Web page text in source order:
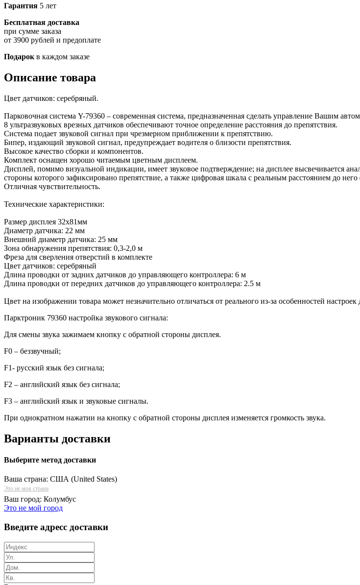
Гарантия 5 лет
Бесплатная доставка
при сумме заказа
от 3900 рублей и предоплате
Подарок в каждом заказе
Описание товара
Цвет датчиков: серебряный.
Парковочная система Y-79360 – современная система, предназначенная сделать управление Вашим
8 ультразвуковых врезных датчиков обеспечивают точное определение расстояния до препятствия.
Система подает звуковой сигнал при чрезмерном приближении к препятствию.
Бипер, издающий звуковой сигнал, предупреждает водителя о близости препятствия.
Высокое качество сборки и компонентов.
Комплект оснащен хорошо читаемым цветным дисплеем.
Дисплей, помимо визуальной индикации, имеет звуковое подтверждение; на дисплее высвечивается
стороны которого зафиксировано препятствие, а также цифровая шкала с реальным расстоянием до
Отличная чувствительность.
Технические характеристики:
Размер дисплея 32х81мм
Диаметр датчика: 22 мм
Внешний диаметр датчика: 25 мм
Зона обнаружения препятствия: 0,3-2,0 м
Фреза для сверления отверстий в комплекте
Цвет датчиков: серебряный
Длина проводки от задних датчиков до управляющего контроллера: 6 м
Длина проводки от передних датчиков до управляющего контроллера: 2.5 м
Цвет на изображении товара может незначительно отличаться от реального из-за особенностей настроек
Парктроник 79360 настройка звукового сигнала:
Для смены звука зажимаем кнопку с обратной стороны дисплея.
F0 – беззвучный;
F1- русский язык без сигнала;
F2 – английский язык без сигнала;
F3 – английский язык и звуковые сигналы.
При однократном нажатии на кнопку с обратной стороны дисплея изменяется громкость звука.
Варианты доставки
Выберите метод доставки
Ваша страна: США (United States)
Это не моя страна
Ваш город: Колумбус
Это не мой город
Введите адресс доставки